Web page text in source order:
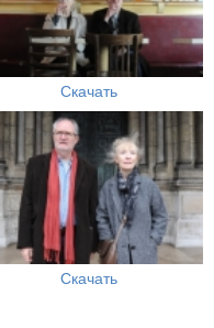
Скачать
Скачать